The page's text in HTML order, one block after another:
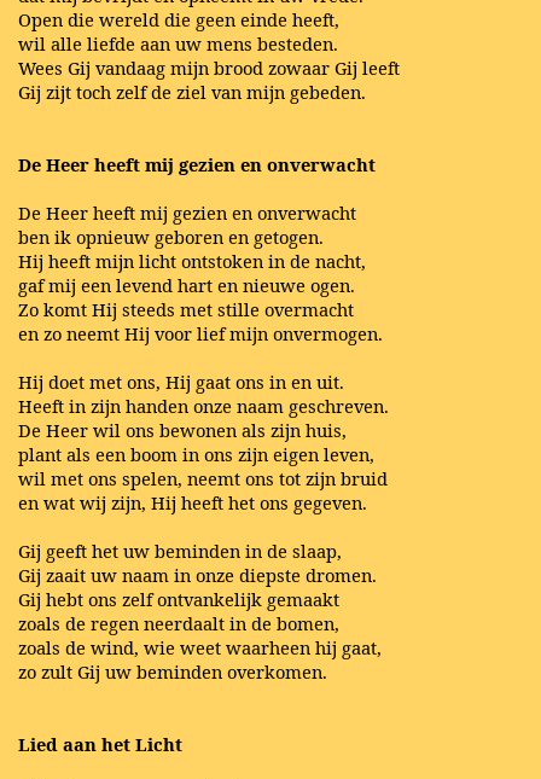
Open die wereld die geen einde heeft,
wil alle liefde aan uw mens besteden.
Wees Gij vandaag mijn brood zowaar Gij leeft
Gij zijt toch zelf de ziel van mijn gebeden.
De Heer heeft mij gezien en onverwacht
De Heer heeft mij gezien en onverwacht
ben ik opnieuw geboren en getogen.
Hij heeft mijn licht ontstoken in de nacht,
gaf mij een levend hart en nieuwe ogen.
Zo komt Hij steeds met stille overmacht
en zo neemt Hij voor lief mijn onvermogen.
Hij doet met ons, Hij gaat ons in en uit.
Heeft in zijn handen onze naam geschreven.
De Heer wil ons bewonen als zijn huis,
plant als een boom in ons zijn eigen leven,
wil met ons spelen, neemt ons tot zijn bruid
en wat wij zijn, Hij heeft het ons gegeven.
Gij geeft het uw beminden in de slaap,
Gij zaait uw naam in onze diepste dromen.
Gij hebt ons zelf ontvankelijk gemaakt
zoals de regen neerdaalt in de bomen,
zoals de wind, wie weet waarheen hij gaat,
zo zult Gij uw beminden overkomen.
Lied aan het Licht